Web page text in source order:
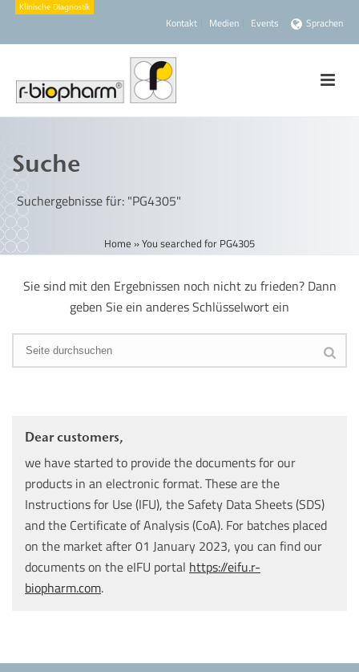
Kontakt Medien Events Sprachen
Suche
Suchergebnisse für: "PG4305"
Home »You searched for PG4305
Sie sind mit den Ergebnissen noch nicht zu frieden? Dann
geben Sie ein anderes Schlüsselwort ein
Dear customers,
we have started to provide the documents for our
products in an electronic format. These are the
Instructions for Use (IFU), the Safety Data Sheets (SDS)
and the Certificate of Analysis (CoA). For batches placed
on the market after 01 January 2023, you can find our
documents on the eIFU portal https://eifu.r-
biopharm.com.